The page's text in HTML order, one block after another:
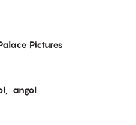
Pictures
angol